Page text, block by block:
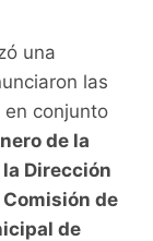
una
las
conjunto
de la
Dirección
de
de